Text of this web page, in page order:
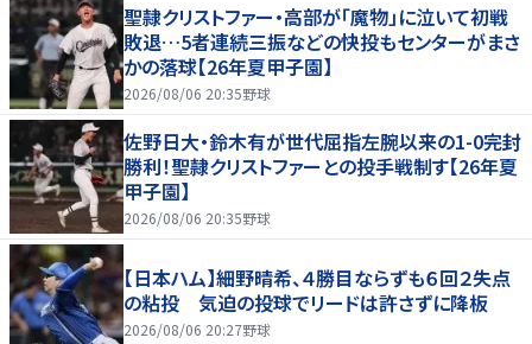
聖隷クリストファー・高部が「魔物」に泣いて初戦
敗退…5者連続三振などの快投もセンターがまさ
かの落球【26年夏甲子園】
2026/08/06 20:35野球
佐野日大・鈴木有が世代屈指左腕以来の1-0完封
勝利！聖隷クリストファーとの投手戦制す【26年夏
甲子園】
2026/08/06 20:35野球
【日本ハム】細野晴希、４勝目ならずも６回２失点
の粘投 気迫の投球でリードは許さずに降板
2026/08/06 20:27野球